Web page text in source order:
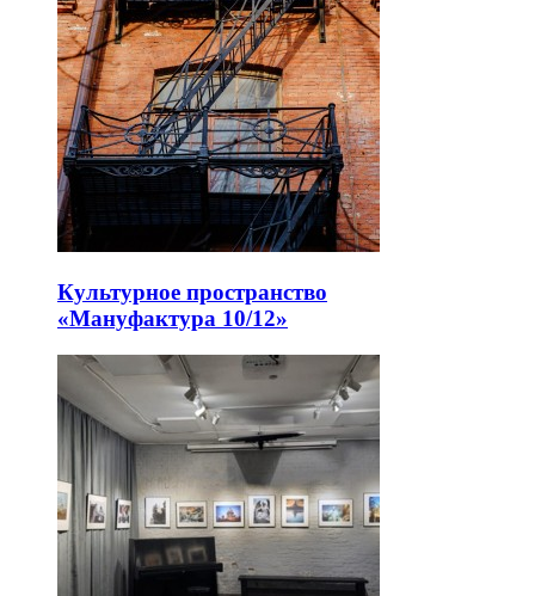
Культурное пространство
«Мануфактура 10/12»